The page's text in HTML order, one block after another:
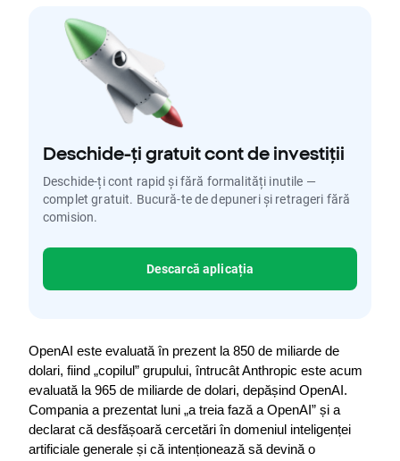
Deschide-ți gratuit cont de investiții
Deschide-ți cont rapid și fără formalități inutile —
complet gratuit. Bucură-te de depuneri și retrageri fără
comision.
Descarcă aplicația
OpenAI este evaluată în prezent la 850 de miliarde de
dolari, fiind „copilul” grupului, întrucât Anthropic este acum
evaluată la 965 de miliarde de dolari, depășind OpenAI.
Compania a prezentat luni „a treia fază a OpenAI” și a
declarat că desfășoară cercetări în domeniul inteligenței
artificiale generale și că intenționează să devină o